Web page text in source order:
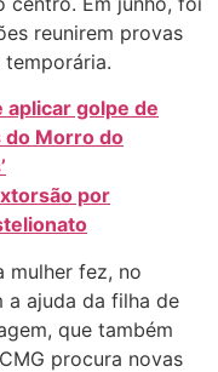
reunirem provas
aplicar golpe de
do Morro do
por
mulher fez, no
a ajuda da filha de
que também
procura novas